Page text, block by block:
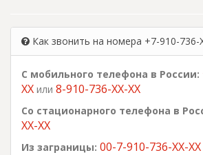
Как звонить на номера +7-910-736-
С мобильного телефона в России:
XX или 8-910-736-XX-XX
Со стационарного телефона в
XX-XX
Из заграницы: 00-7-910-736-XX-XX